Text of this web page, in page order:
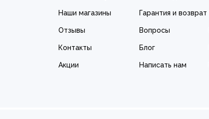
Наши магазины
Отзывы
Контакты
Акции
Гарантия и возврат
Вопросы
Блог
Написать нам